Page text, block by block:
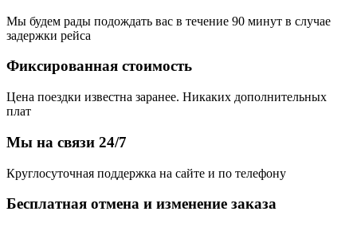
Мы будем рады подождать вас в течение 90 минут в случае
задержки рейса
Фиксированная стоимость
Цена поездки известна заранее. Никаких дополнительных
плат
Мы на связи 24/7
Круглосуточная поддержка на сайте и по телефону
Бесплатная отмена и изменение заказа